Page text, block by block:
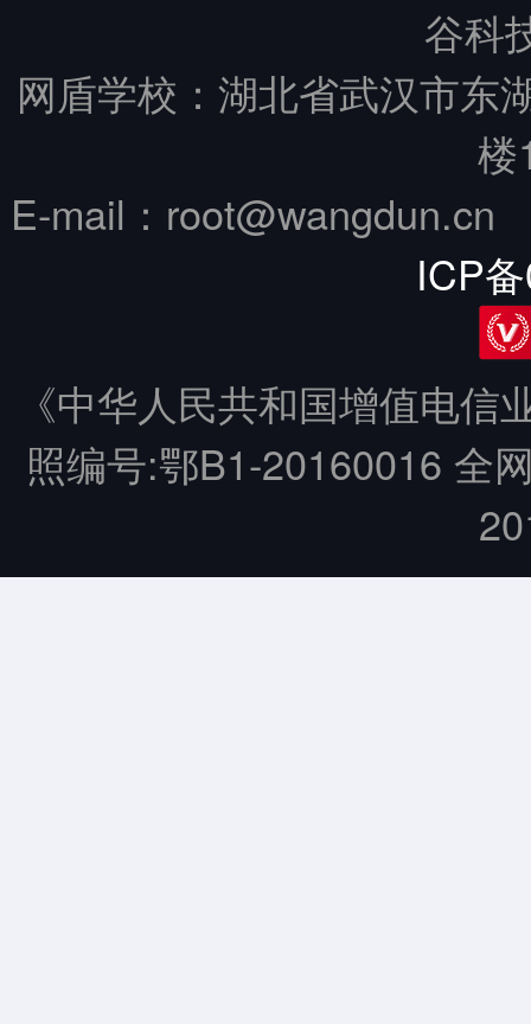
谷科
网盾学校：湖北省武汉市东
楼
E-mail：
ICP
《中华人民共和国增值电
照编号:鄂B1-20160016 全